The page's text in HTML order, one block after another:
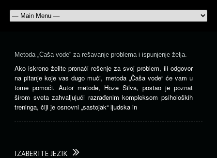
Metoda „Čaša vode“ za rešavanje problema i ispunjenje želja.
Ako iskreno želite pronaći rešenje za svoj problem, ili odgovor
na pitanje koje vas dugo muči, metoda „Čaša vode“ će vam u
tome pomoći. Autor metode, Hoze Silva, postao je poznat
širom sveta zahvaljujući razrađenim kompleksom psiholoških
treninga, čiji je osnovni „sastojak“ ljudska in
IZABERITE JEZIK